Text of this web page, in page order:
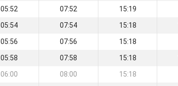
05:52 07:52 15:19
05:54 07:54 15:18
05:56 07:56 15:18
05:58 07:58 15:18
06:00 08:00 15:18